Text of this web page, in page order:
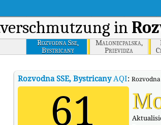
in
Rozvodna Sse,
Bystricany
Malonecpalska,
Prievidza
Rozvodna SSE, BystricanyAQI:
61